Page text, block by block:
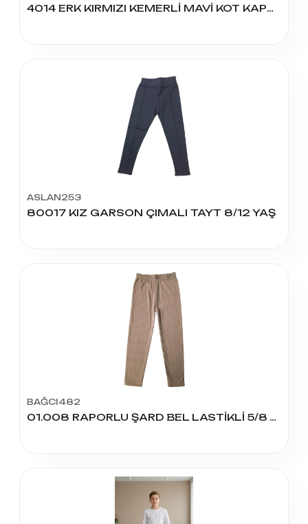
4014 ERK KIRMIZI KEMERLİ MAVİ KOT KAPRİ 8/12 YAŞ
ASLAN253
80017 KIZ GARSON ÇIMALI TAYT 8/12 YAŞ
BAĞCI482
01.008 RAPORLU ŞARD BEL LASTİKLİ 5/8 YAŞ TAYT